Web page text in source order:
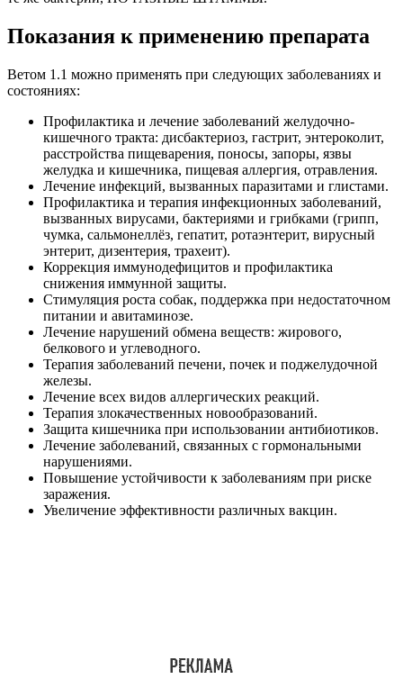
Показания к применению препарата
Ветом 1.1 можно применять при следующих заболеваниях и
состояниях:
Профилактика и лечение заболеваний желудочно-
кишечного тракта: дисбактериоз, гастрит, энтероколит,
расстройства пищеварения, поносы, запоры, язвы
желудка и кишечника, пищевая аллергия, отравления.
Лечение инфекций, вызванных паразитами и глистами.
Профилактика и терапия инфекционных заболеваний,
вызванных вирусами, бактериями и грибками (грипп,
чумка, сальмонеллёз, гепатит, ротаэнтерит, вирусный
энтерит, дизентерия, трахеит).
Коррекция иммунодефицитов и профилактика
снижения иммунной защиты.
Стимуляция роста собак, поддержка при недостаточном
питании и авитаминозе.
Лечение нарушений обмена веществ: жирового,
белкового и углеводного.
Терапия заболеваний печени, почек и поджелудочной
железы.
Лечение всех видов аллергических реакций.
Терапия злокачественных новообразований.
Защита кишечника при использовании антибиотиков.
Лечение заболеваний, связанных с гормональными
нарушениями.
Повышение устойчивости к заболеваниям при риске
заражения.
Увеличение эффективности различных вакцин.